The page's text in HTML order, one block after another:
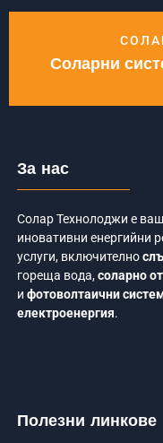
Соларни
За нас
Солар Технолоджи е
иновативни енергийни
услуги, включително
гореща вода,соларно
и фотоволтаични
електроенергия.
Полезни линкове